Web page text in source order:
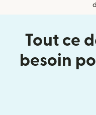
Tout ce
besoin